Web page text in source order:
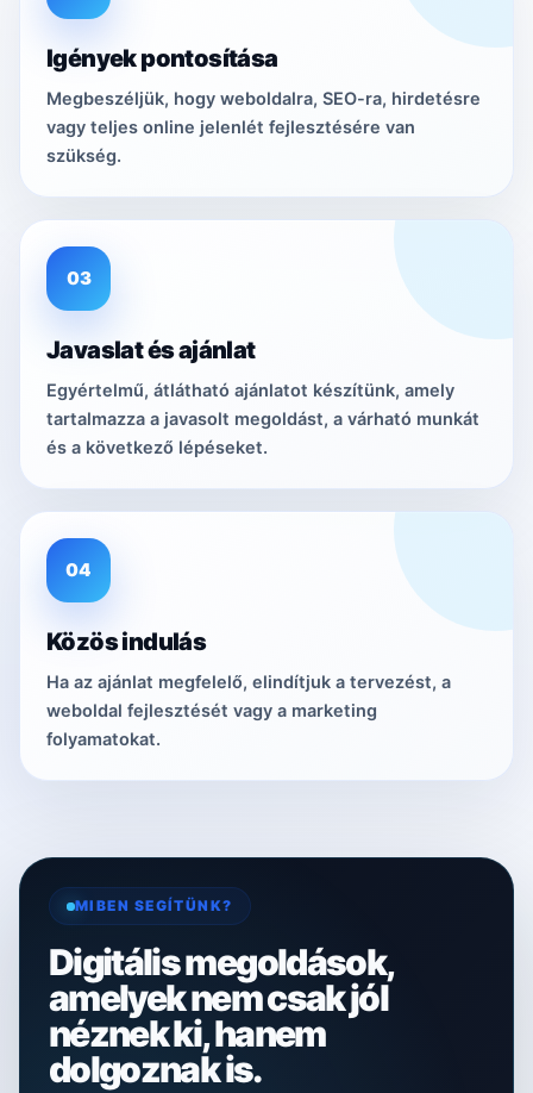
Igények pontosítása
Megbeszéljük, hogy weboldalra, SEO-ra, hirdetésre
vagy teljes online jelenlét fejlesztésére van
szükség.
03
Javaslat és ajánlat
Egyértelmű, átlátható ajánlatot készítünk, amely
tartalmazza a javasolt megoldást, a várható munkát
és a következő lépéseket.
04
Közös indulás
Ha az ajánlat megfelelő, elindítjuk a tervezést, a
weboldal fejlesztését vagy a marketing
folyamatokat.
MIBEN SEGÍTÜNK?
Digitális megoldások,
amelyek nem csak jól
néznek ki, hanem
dolgoznak is.